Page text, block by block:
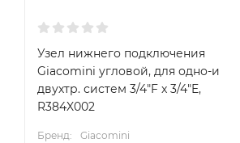
Узел нижнего подключения
Giacomini угловой, для одно-и
двухтр. систем 3/4"F x 3/4"E,
R384X002
Бренд: Giacomini